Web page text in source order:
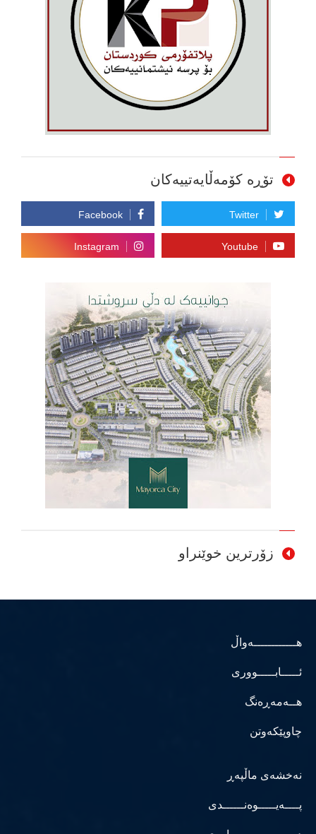
تۆڕە کۆمەڵایەتییەکان
زۆرترین خوێنراو
هــــــــــــەواڵ
ئـــــابـــــووری
هــەمەڕەنگ
چاوپێکەوتن
نەخشەی ماڵپەڕ
پــــەیـــــوەنــــــدی